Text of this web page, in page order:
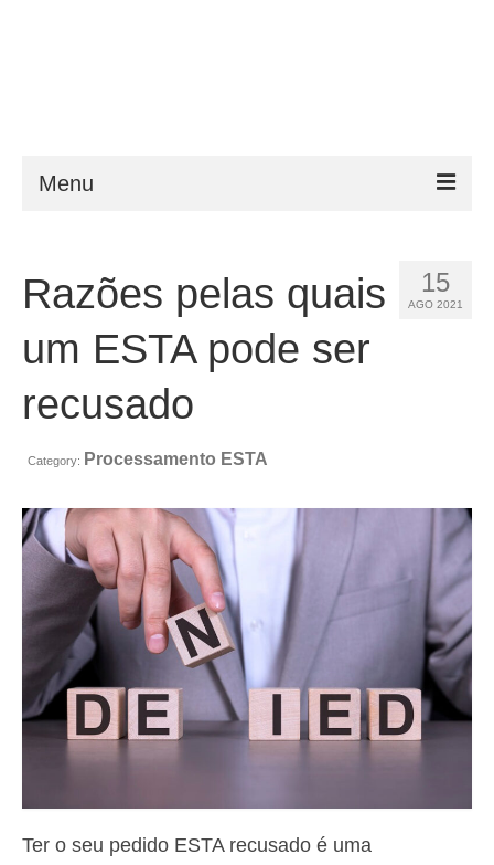
Menu
Requisitos
Ajuda
Notícias
Contacto
Aplicar
Português
Hrvatski(Croata)
Čeština ( Tcheco
Dansk(Dinamarquês)
English (Inglês
15
AGO 2021
Razões pelas quais
um ESTA pode ser
recusado
Category: Processamento ESTA
Ter o seu pedido ESTA recusado é uma